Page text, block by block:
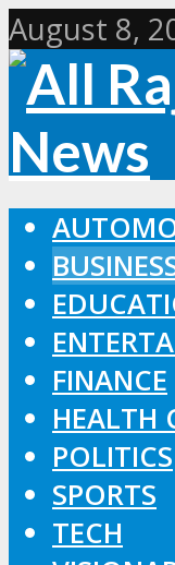
August 8,
FINANCE
HEALTH
POLITICS
SPORTS
TECH